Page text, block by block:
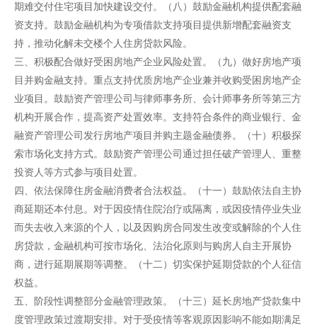
期难交付住宅项目加快建设交付。（八）鼓励金融机构提供配套融
资支持。鼓励金融机构为专项借款支持项目提供新增配套融资支
持，推动化解未交楼个人住房贷款风险。
三、积极配合做好受困房地产企业风险处置。（九）做好房地产项
目并购金融支持。重点支持优质房地产企业兼并收购受困房地产企
业项目。鼓励资产管理公司与律师事务所、会计师事务所等第三方
机构开展合作，提高资产处置效率。支持符合条件的商业银行、金
融资产管理公司发行房地产项目并购主题金融债券。（十）积极探
索市场化支持方式。鼓励资产管理公司通过担任破产管理人、重整
投资人等方式参与项目处置。
四、依法保障住房金融消费者合法权益。（十一）鼓励依法自主协
商延期还本付息。对于因疫情住院治疗或隔离，或因疫情停业失业
而失去收入来源的个人，以及因购房合同发生改变或解除的个人住
房贷款，金融机构可按市场化、法治化原则与购房人自主开展协
商，进行延期展期等调整。（十二）切实保护延期贷款的个人征信
权益。
五、阶段性调整部分金融管理政策。（十三）延长房地产贷款集中
度管理政策过渡期安排。对于受疫情等客观原因影响不能如期满足